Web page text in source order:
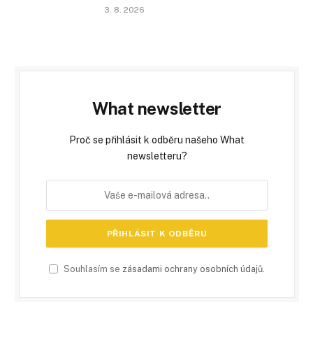
3. 8. 2026
What newsletter
Proč se přihlásit k odběru našeho What
newsletteru?
Souhlasím se zásadami ochrany osobních údajů.